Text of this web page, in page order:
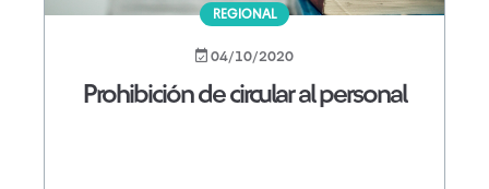
REGIONAL
04/10/2020
Prohibición de circular al personal